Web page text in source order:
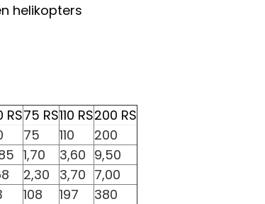
helikopters
RS75 RS110 RS200 RS
75 110
200
1,70 3,60 9,50
2,30 3,70 7,00
108 197
380